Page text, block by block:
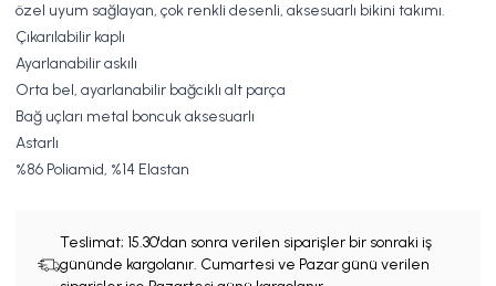
özel uyum sağlayan, çok renkli desenli, aksesuarlı bikini takımı.
Çıkarılabilir kaplı
Ayarlanabilir askılı
Orta bel, ayarlanabilir bağcıklı alt parça
Bağ uçları metal boncuk aksesuarlı
Astarlı
%86 Poliamid, %14 Elastan
Teslimat; 15.30'dan sonra verilen siparişler bir sonraki iş
gününde kargolanır. Cumartesi ve Pazar günü verilen